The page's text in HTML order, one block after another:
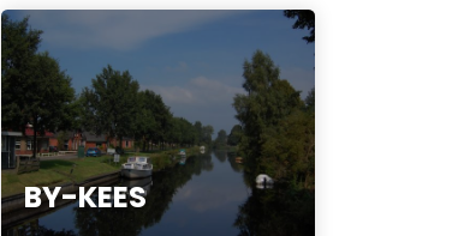
BY-KEES